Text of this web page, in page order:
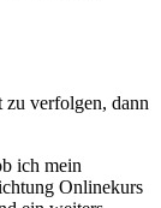
verfolgen, dann
ich mein
Onlinekurs